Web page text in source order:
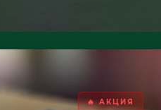
🔥 АКЦИЯ